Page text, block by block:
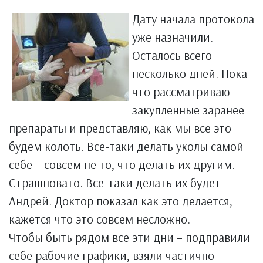
Дату начала протокола
уже назначили.
Осталось всего
несколько дней. Пока
что рассматриваю
закупленные заранее
препараты и представляю, как мы все это
будем колоть. Все-таки делать уколы самой
себе – совсем не то, что делать их другим.
Страшновато. Все-таки делать их будет
Андрей. Доктор показал как это делается,
кажется что это совсем несложно.
Чтобы быть рядом все эти дни – подправили
себе рабочие графики, взяли частично